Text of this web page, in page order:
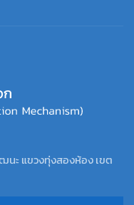
นะ แขวงทุ่งสองห้อง เขต